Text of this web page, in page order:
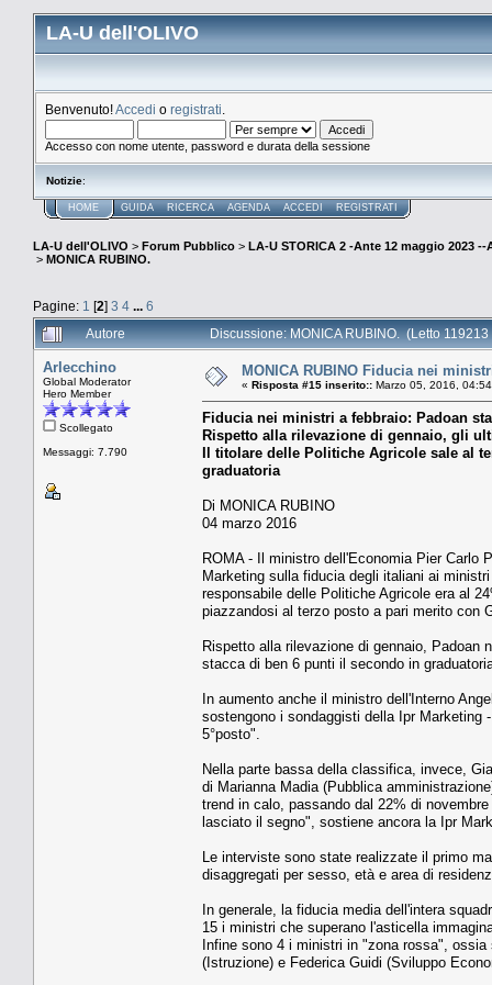
LA-U dell'OLIVO
Benvenuto!Accedi o registrati
Accesso con nome utente, password e durata della sessione
Notizie:
HOME GUIDA RICERCA AGENDA ACCEDI REGISTRATI
LA-U dell'OLIVO > Forum Pubblico > LA-U STORICA 2 -Ante 12 maggio 2023 --
> MONICA RUBINO.
Pagine: 1 [2] 3 4 ... 6
Autore
Discussione: MONICA RUBINO. (Letto 119213
Arlecchino
Global Moderator
Hero Member
Scollegato
Messaggi: 7.790
MONICA RUBINO Fiducia nei
« Risposta #15 inserito:: Marzo 05, 2016,
Fiducia nei ministri a febbraio: Padoan
Rispetto alla rilevazione di gennaio, gli
Il titolare delle Politiche Agricole sale al
graduatoria
Di MONICA RUBINO
04 marzo 2016
ROMA - Il ministro dell'Economia Pier Carlo
Marketing sulla fiducia degli italiani ai
responsabile delle Politiche Agricole era al
piazzandosi al terzo posto a pari merito con
Rispetto alla rilevazione di gennaio, Padoan
stacca di ben 6 punti il secondo in
In aumento anche il ministro dell'Interno
sostengono i sondaggisti della Ipr
5°posto".
Nella parte bassa della classifica, invece,
di Marianna Madia (Pubblica
trend in calo, passando dal 22% di
lasciato il segno", sostiene ancora la Ipr
Le interviste sono state realizzate il primo
disaggregati per sesso, età e area di
In generale, la fiducia media dell'intera
15 i ministri che superano l'asticella
Infine sono 4 i ministri in "zona rossa",
(Istruzione) e Federica Guidi (Sviluppo